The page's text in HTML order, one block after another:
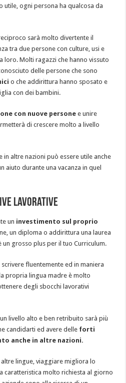
utile, ogni persona ha qualcosa da
sarà molto divertente il
tra due persone con culture, usi e
Molti ragazzi che hanno vissuto
delle persone che sono
o che addirittura hanno sposato e
con dei bambini.
con nuove persone e unire
di crescere molto a livello
in altre nazioni può essere utile anche
aiuto durante una vacanza in quel
lavorative
un investimento sul proprio
un diploma o addirittura una laurea
un grosso plus per il tuo Curriculum.
fluentemente ed in maniera
propria lingua madre è molto
degli sbocchi lavorativi
livello alto e ben retribuito sarà più
candidarti ed avere delle forti
anche in altre nazioni.
lingue, viaggiare migliora lo
caratteristica molto richiesta al giorno